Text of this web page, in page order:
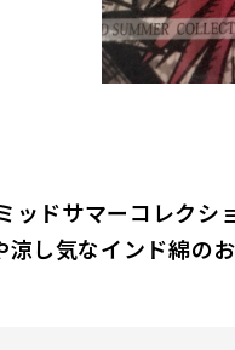
ッドサマーコレクシ
涼し気なインド綿の